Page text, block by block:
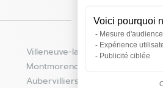
Voici pourquoi
Mesure
Expérience
Publicité ciblée
Fermé
Voir la fiche magasin
Les
Villeneuve-la-Garenne
Montmorency
Aubervilliers